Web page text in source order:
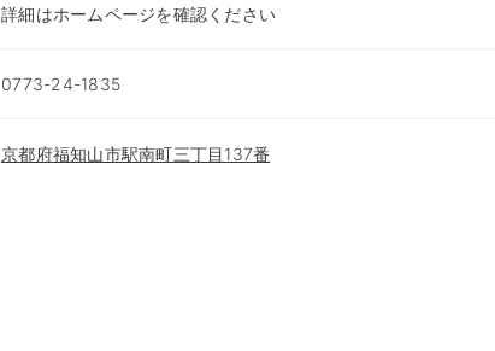
詳細はホームページを確認ください
0773-24-1835
京都府福知山市駅南町三丁目137番